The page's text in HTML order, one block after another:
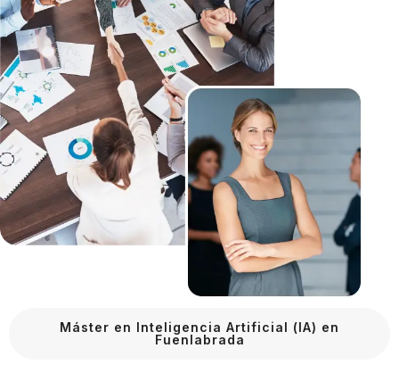
Máster en Inteligencia Artificial (IA) en
Fuenlabrada